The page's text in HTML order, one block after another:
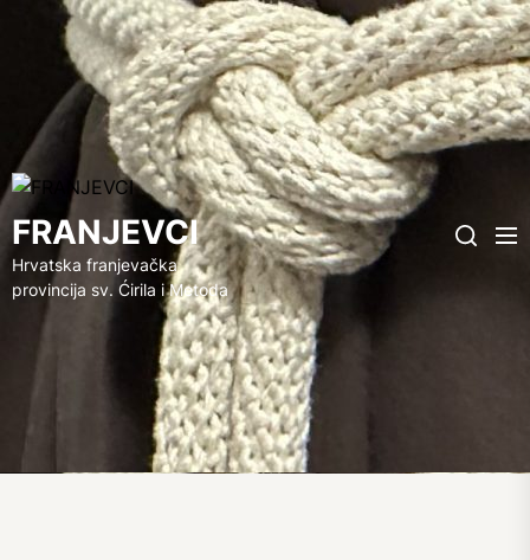
FRANJEVCI
FRANJEVCI
Hrvatska franjevačka
provincija sv. Ćirila i Metoda
Search